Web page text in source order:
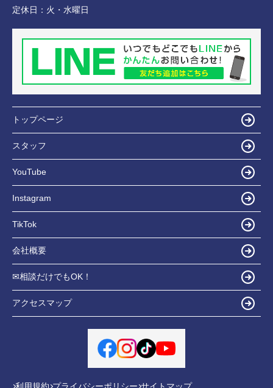
定休日： 火・水曜日
トップページ
スタッフ
YouTube
Instagram
TikTok
会社概要
✉相談だけでもOK！
アクセスマップ
利用規約 プライバシーポリシー サイトマップ